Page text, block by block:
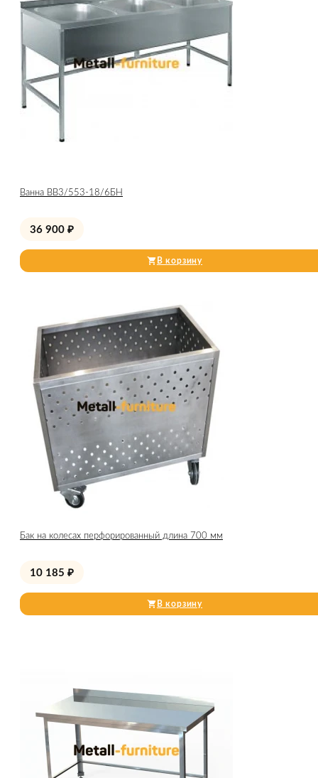
Ванна ВВ3/553-18/6БН
36 900 ₽
В корзину
Бак на колесах перфорированный длина 700 мм
10 185 ₽
В корзину